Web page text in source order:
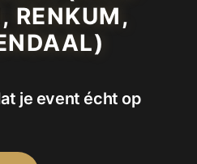
RENKUM,
je event écht op